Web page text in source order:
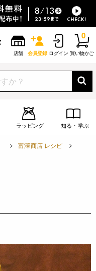
店舗 会員登録 ログイン 買い物かご
0
ラッピング 知る・学ぶ
富澤商店 レシピ